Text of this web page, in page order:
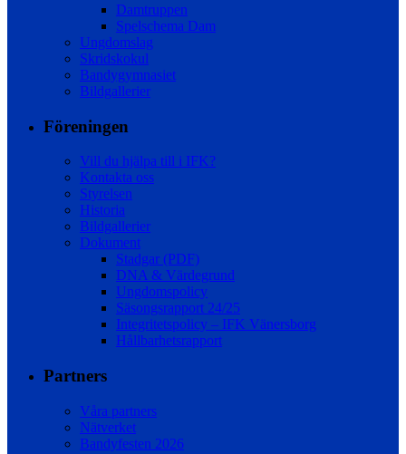
Damtruppen
Spelschema Dam
Ungdomslag
Skridskokul
Bandygymnasiet
Bildgallerier
Föreningen
Vill du hjälpa till i IFK?
Kontakta oss
Styrelsen
Historia
Bildgallerier
Dokument
Stadgar (PDF)
DNA & Värdegrund
Ungdomspolicy
Säsongsrapport 24/25
Integritetspolicy – IFK Vänersborg
Hållbarhetsrapport
Partners
Våra partners
Nätverket
Bandyfesten 2026